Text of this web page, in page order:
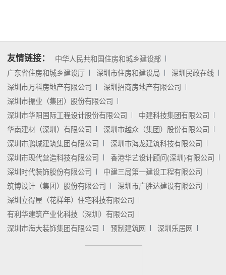
友情链接：
中华人民共和国住房和城乡建设部
广东省住房和城乡建设厅
深圳市住房和建设局
深圳民政在线
深圳市万科房地产有限公司
深圳招商房地产有限公司
深圳市振业（集团）股份有限公司
深圳市华阳国际工程设计股份有限公司
中建科技集团有限公司
华南建材（深圳）有限公司
深圳市越众（集团）股份有限公司
深圳市鹏城建筑集团有限公司
深圳市海龙建筑科技有限公司
深圳市现代营造科技有限公司
香港华艺设计顾问(深圳)有限公司
深圳时代装饰股份有限公司
中建三局第一建设工程有限公司
筑博设计（集团）股份有限公司
深圳市广胜达建设有限公司
深圳立得屋（花样年）住宅科技有限公司
有利华建筑产业化科技（深圳）有限公司
深圳市海大装饰集团有限公司
预制建筑网 深圳乐居网